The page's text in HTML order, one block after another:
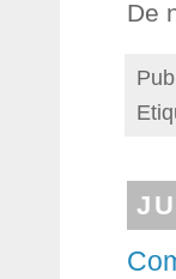
De